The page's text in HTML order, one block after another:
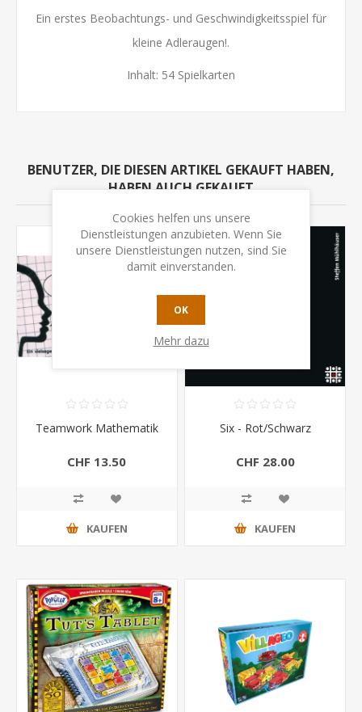
Ein erstes Beobachtungs- und Geschwindigkeitsspiel für
kleine Adleraugen!.
Inhalt: 54 Spielkarten
BENUTZER, DIE DIESEN ARTIKEL GEKAUFT HABEN,
HABEN AUCH GEKAUFT
Teamwork Mathematik
CHF 13.50
KAUFEN
Six - Rot/Schwarz
CHF 28.00
KAUFEN
Cookies helfen uns unsere
Dienstleistungen anzubieten. Wenn Sie
unsere Dienstleistungen nutzen, sind Sie
damit einverstanden.
OK
Mehr dazu